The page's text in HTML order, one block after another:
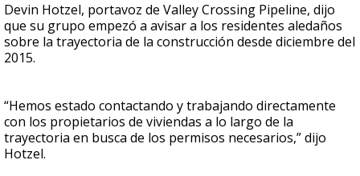
Devin Hotzel, portavoz de Valley Crossing Pipeline, dijo
que su grupo empezó a avisar a los residentes aledaños
sobre la trayectoria de la construcción desde diciembre del
2015.
“Hemos estado contactando y trabajando directamente
con los propietarios de viviendas a lo largo de la
trayectoria en busca de los permisos necesarios,” dijo
Hotzel.